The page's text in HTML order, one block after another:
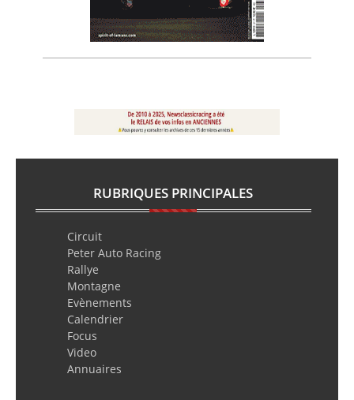
RUBRIQUES PRINCIPALES
Circuit
Peter Auto Racing
Rallye
Montagne
Evènements
Calendrier
Focus
Video
Annuaires